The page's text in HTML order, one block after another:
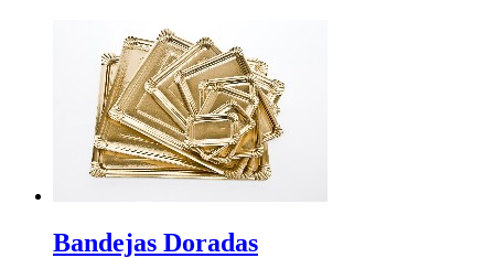
Bandejas Doradas